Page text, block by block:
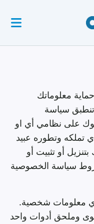
معلوماتك
سياسة
على نظامي أي او
وتطوره عبيد
أو تثبيت أو
سياسة الخصوصية
أي معلومات شخصية.
وملحق أدوات واحد